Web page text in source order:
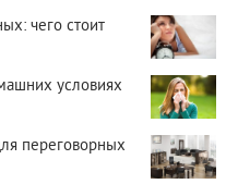
чего стоит
условиях
переговорных